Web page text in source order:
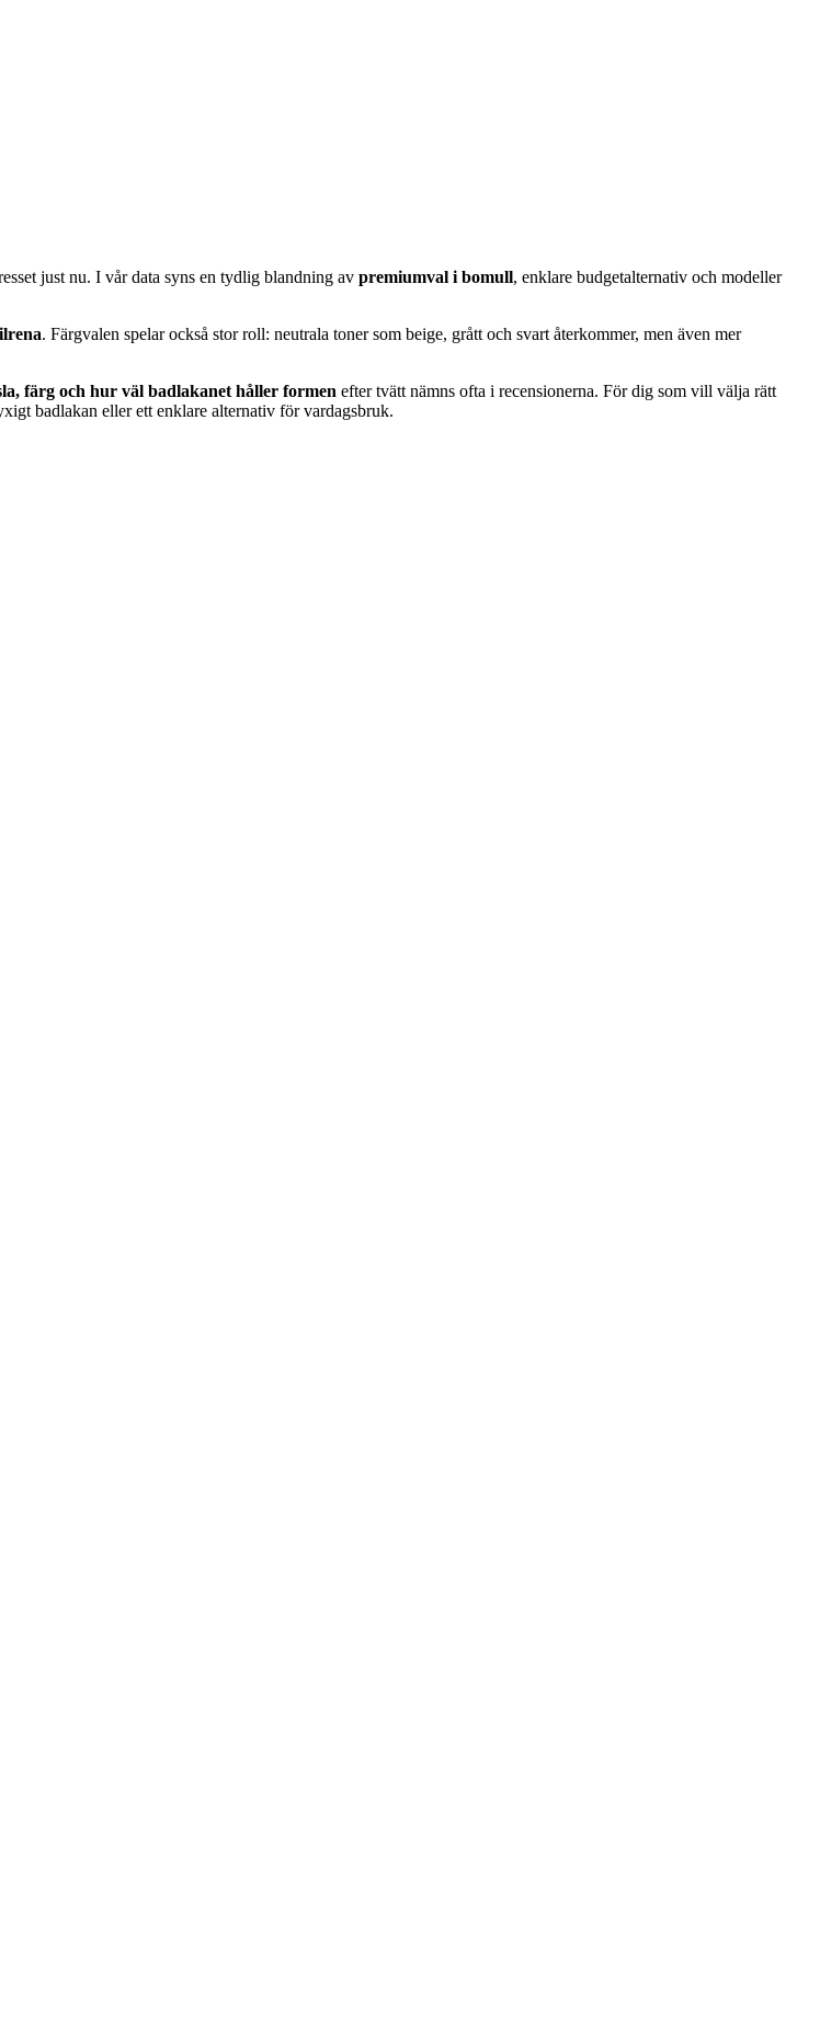
just nu. I vår data syns en tydlig blandning av premiumval i bomull, enklare budgetalternativ och modeller
. Färgvalen spelar också stor roll: neutrala toner som beige, grått och svart återkommer, men även mer
färg och hur väl badlakanet håller formen efter tvätt nämns ofta i recensionerna. För dig som vill välja rätt
badlakan eller ett enklare alternativ för vardagsbruk.